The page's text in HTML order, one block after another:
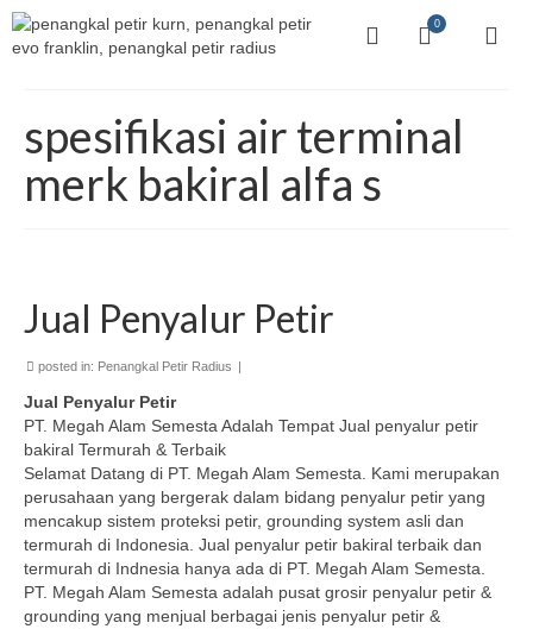
0
spesifikasi air terminal
merk bakiral alfa s
Jual Penyalur Petir
posted in: Penangkal Petir Radius |
Jual Penyalur Petir
PT. Megah Alam Semesta Adalah Tempat Jual penyalur petir
bakiral Termurah & Terbaik
Selamat Datang di PT. Megah Alam Semesta. Kami merupakan
perusahaan yang bergerak dalam bidang penyalur petir yang
mencakup sistem proteksi petir, grounding system asli dan
termurah di Indonesia. Jual penyalur petir bakiral terbaik dan
termurah di Indnesia hanya ada di PT. Megah Alam Semesta.
PT. Megah Alam Semesta adalah pusat grosir penyalur petir &
grounding yang menjual berbagai jenis penyalur petir &